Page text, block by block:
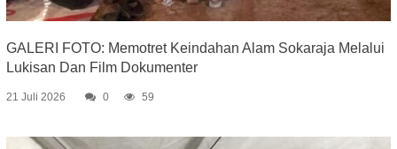
GALERI FOTO: Memotret Keindahan Alam Sokaraja Melalui
Lukisan Dan Film Dokumenter
21 Juli 2026 0 59